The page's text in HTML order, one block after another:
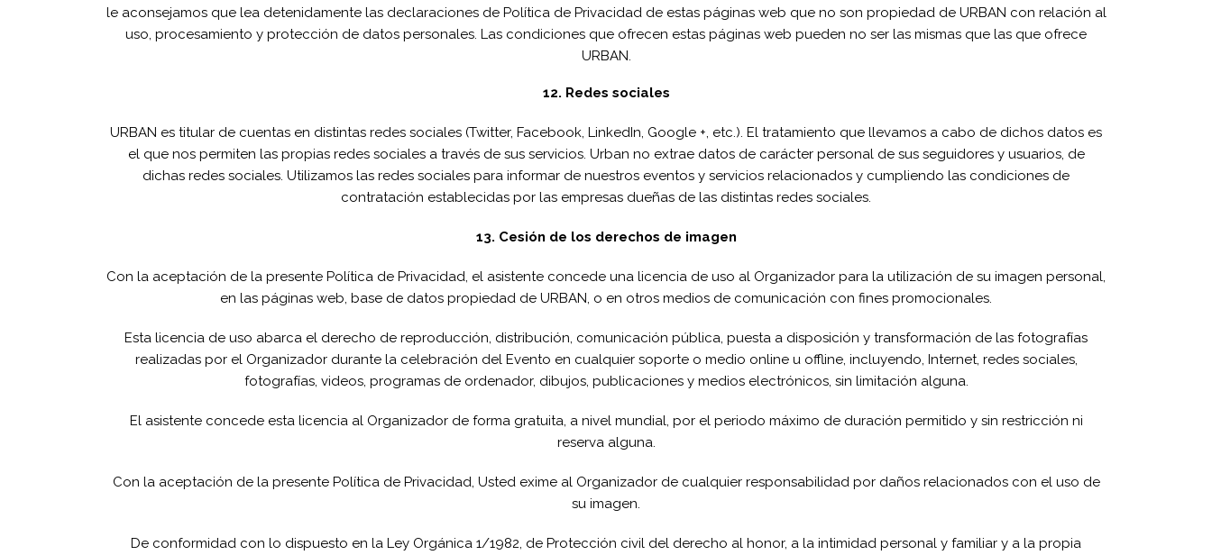
le aconsejamos que lea detenidamente las declaraciones de Política de Privacidad de estas páginas web que no son propiedad de URBAN con relación al
uso, procesamiento y protección de datos personales. Las condiciones que ofrecen estas páginas web pueden no ser las mismas que las que ofrece
URBAN.
12. Redes sociales
URBAN es titular de cuentas en distintas redes sociales (Twitter, Facebook, LinkedIn, Google +, etc.). El tratamiento que llevamos a cabo de dichos datos es
el que nos permiten las propias redes sociales a través de sus servicios. Urban no extrae datos de carácter personal de sus seguidores y usuarios, de
dichas redes sociales. Utilizamos las redes sociales para informar de nuestros eventos y servicios relacionados y cumpliendo las condiciones de
contratación establecidas por las empresas dueñas de las distintas redes sociales.
13. Cesión de los derechos de imagen
Con la aceptación de la presente Política de Privacidad, el asistente concede una licencia de uso al Organizador para la utilización de su imagen personal,
en las páginas web, base de datos propiedad de URBAN, o en otros medios de comunicación con fines promocionales.
Esta licencia de uso abarca el derecho de reproducción, distribución, comunicación pública, puesta a disposición y transformación de las fotografías
realizadas por el Organizador durante la celebración del Evento en cualquier soporte o medio online u offline, incluyendo, Internet, redes sociales,
fotografías, videos, programas de ordenador, dibujos, publicaciones y medios electrónicos, sin limitación alguna.
El asistente concede esta licencia al Organizador de forma gratuita, a nivel mundial, por el periodo máximo de duración permitido y sin restricción ni
reserva alguna.
Con la aceptación de la presente Política de Privacidad, Usted exime al Organizador de cualquier responsabilidad por daños relacionados con el uso de
su imagen.
De conformidad con lo dispuesto en la Ley Orgánica 1/1982, de Protección civil del derecho al honor, a la intimidad personal y familiar y a la propia